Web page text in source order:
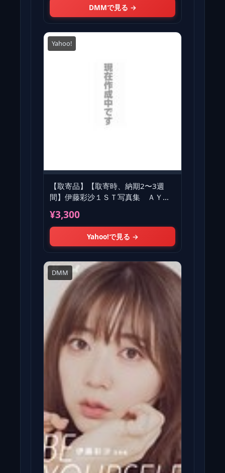
DMMで見る →
Yahoo!
【取寄品】【取寄時、納期2〜3週
間】伊藤彩沙１ＳＴ写真集 ＡＹＡ
送料
¥3,300
Yahoo!で見る →
DMM